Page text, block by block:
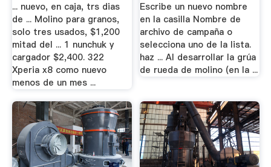
... nuevo, en caja, trs dias
de ... Molino para granos,
solo tres usados, $1,200
mitad del ... 1 nunchuk y
cargador $2,400. 322
Xperia x8 como nuevo
menos de un mes ...
Escribe un nuevo nombre
en la casilla Nombre de
archivo de campaña o
selecciona uno de la lista.
haz ... Al desarrollar la grúa
de rueda de molino (en la ...